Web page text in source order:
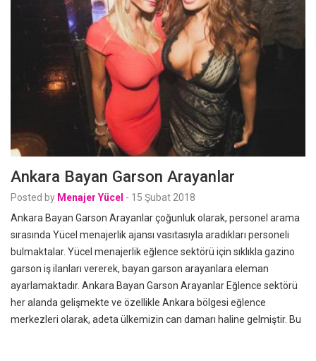
Ankara Bayan Garson Arayanlar
Posted by Menajer Yücel - 15 Şubat 2018
Ankara Bayan Garson Arayanlar çoğunluk olarak, personel arama
sırasında Yücel menajerlik ajansı vasıtasıyla aradıkları personeli
bulmaktalar. Yücel menajerlik eğlence sektörü için sıklıkla gazino
garson iş ilanları vererek, bayan garson arayanlara eleman
ayarlamaktadır. Ankara Bayan Garson Arayanlar Eğlence sektörü
her alanda gelişmekte ve özellikle Ankara bölgesi eğlence
merkezleri olarak, adeta ülkemizin can damarı haline gelmiştir. Bu